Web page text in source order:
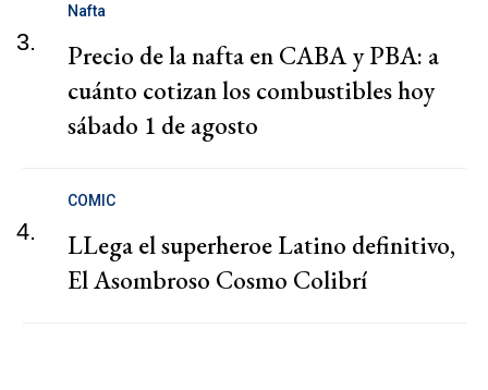
3.
Nafta
Precio de la nafta en CABA y PBA: a
cuánto cotizan los combustibles hoy
sábado 1 de agosto
4.
COMIC
LLega el superheroe Latino definitivo,
El Asombroso Cosmo Colibrí